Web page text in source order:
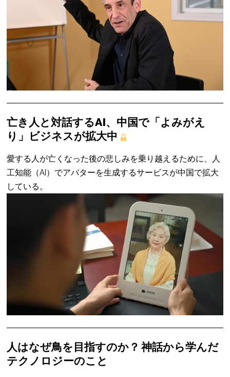
亡き人と対話するAI、中国で「よみがえ
り」ビジネスが拡大中
愛する人が亡くなった後の悲しみを乗り越えるために、人
工知能（AI）でアバターを生成するサービスが中国で拡大
している。
人はなぜ鳥を目指すのか？ 神話から学んだ
テクノロジーのこと